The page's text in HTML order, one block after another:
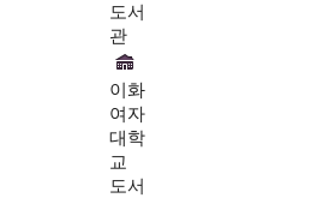
도서
관
이화
여자
대학
교
도서